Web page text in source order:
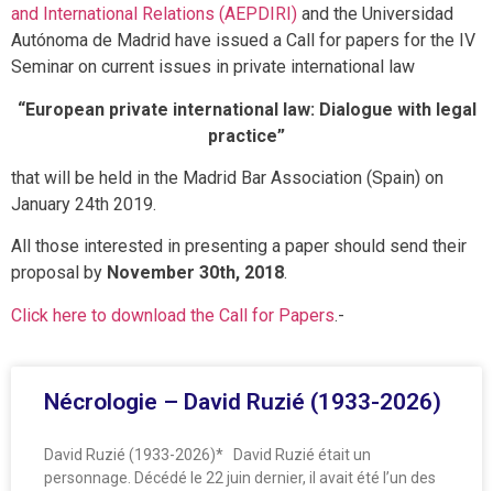
and International Relations (AEPDIRI) and the Universidad
Autónoma de Madrid have issued a Call for papers for the IV
Seminar on current issues in private international law
“European private international law: Dialogue with legal
practice”
that will be held in the Madrid Bar Association (Spain) on
January 24th 2019.
All those interested in presenting a paper should send their
proposal by November 30th, 2018.
Click here to download the Call for Papers.-
Nécrologie – David Ruzié (1933-2026)
David Ruzié (1933-2026)* David Ruzié était un
personnage. Décédé le 22 juin dernier, il avait été l’un des